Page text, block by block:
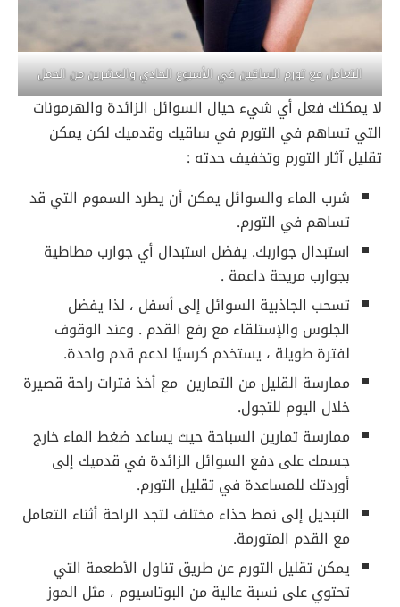
التعامل مع تورم الساقين في الأسبوع الحادي والعشرين من الحمل
لا يمكنك فعل أي شيء حيال السوائل الزائدة والهرمونات
التي تساهم في التورم في ساقيك وقدميك لكن يمكن
تقليل آثار التورم وتخفيف حدته :
شرب الماء والسوائل يمكن أن يطرد السموم التي قد
تساهم في التورم.
استبدال جواربك. يفضل استبدال أي جوارب مطاطية
بجوارب مريحة داعمة .
تسحب الجاذبية السوائل إلى أسفل ، لذا يفضل
الجلوس والإستلقاء مع رفع القدم . وعند الوقوف
لفترة طويلة ، يستخدم كرسيًا لدعم قدم واحدة.
ممارسة القليل من التمارين مع أخذ فترات راحة قصيرة
خلال اليوم للتجول.
ممارسة تمارين السباحة حيث يساعد ضغط الماء خارج
جسمك على دفع السوائل الزائدة في قدميك إلى
أوردتك للمساعدة في تقليل التورم.
التبديل إلى نمط حذاء مختلف لتجد الراحة أثناء التعامل
مع القدم المتورمة.
يمكن تقليل التورم عن طريق تناول الأطعمة التي
تحتوي على نسبة عالية من البوتاسيوم ، مثل الموز